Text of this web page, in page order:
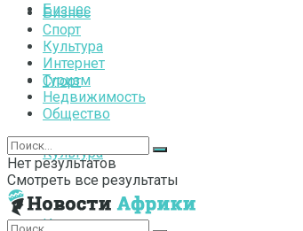
Бизнес
Спорт
Культура
Интернет
Бизнес
Спорт
Культура
Интернет
Туризм
Недвижимость
Общество
Нет результатов
Смотреть все результаты